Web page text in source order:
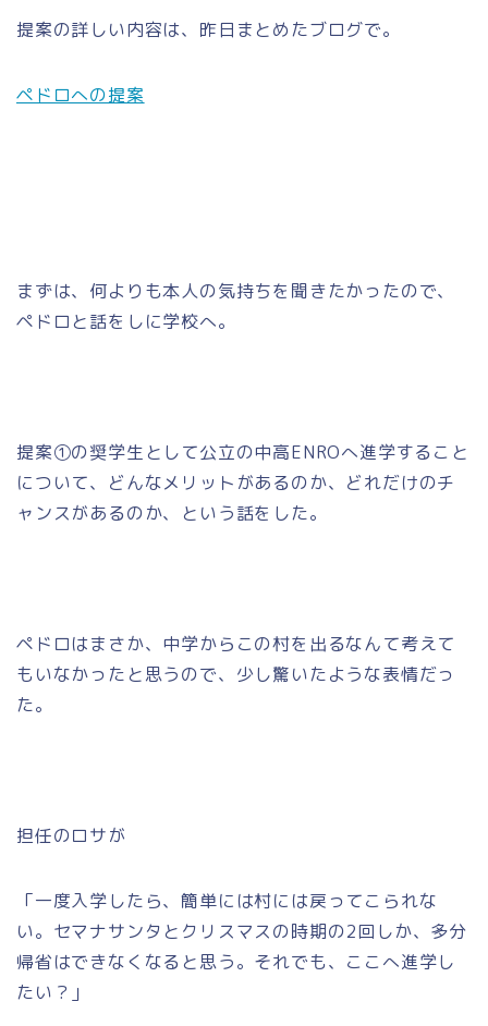
提案の詳しい内容は、昨日まとめたブログで。
ペドロへの提案
まずは、何よりも本人の気持ちを聞きたかったので、
ペドロと話をしに学校へ。
提案①の奨学生として公立の中高ENROへ進学すること
について、どんなメリットがあるのか、どれだけのチ
ャンスがあるのか、という話をした。
ペドロはまさか、中学からこの村を出るなんて考えて
もいなかったと思うので、少し驚いたような表情だっ
た。
担任のロサが
「一度入学したら、簡単には村には戻ってこられな
い。セマナサンタとクリスマスの時期の2回しか、多分
帰省はできなくなると思う。それでも、ここへ進学し
たい？」